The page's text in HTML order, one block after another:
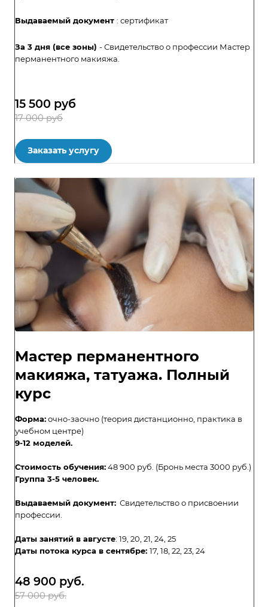
Выдаваемый документ : сертификат
За 3 дня (все зоны) - Свидетельство о профессии Мастер
перманентного макияжа.
15 500 руб
17 000 руб
Заказать услугу
Мастер перманентного
макияжа, татуажа. Полный
курс
Форма:очно-заочно (теория дистанционно, практика в
учебном центре)
9-12 моделей.
Стоимость обучения:48 900 руб. (Бронь места 3000 руб.)
Группа 3-5 человек.
Выдаваемый документ: Свидетельство о присвоении
профессии.
Даты занятий в августе: 19, 20, 21, 24, 25
Даты потока курса в сентябре: 17, 18, 22, 23, 24
48 900 руб.
57 000 руб.